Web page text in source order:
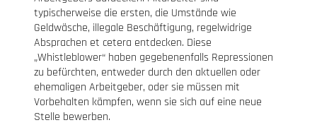
typischerweise die ersten, die Umstände wie
Geldwäsche, illegale Beschäftigung, regelwidrige
Absprachen et cetera entdecken. Diese
„Whistleblower“ haben gegebenenfalls Repressionen
zu befürchten, entweder durch den aktuellen oder
ehemaligen Arbeitgeber, oder sie müssen mit
Vorbehalten kämpfen, wenn sie sich auf eine neue
Stelle bewerben.